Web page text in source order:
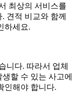
최상의 서비스를
견적 비교와 함께
하세요.
니다. 따라서 업체
할 수 있는 사고에
인해야 합니다.